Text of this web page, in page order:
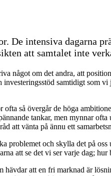
De intensiva dagarna
att samtalet inte
något om det andra, att
samtidigt som
så övergår de höga
tankar, men mynnar
att vänta på ännu ett
problemet och skylla det på
att se det vi ser varje dag;
att en fri marknad är